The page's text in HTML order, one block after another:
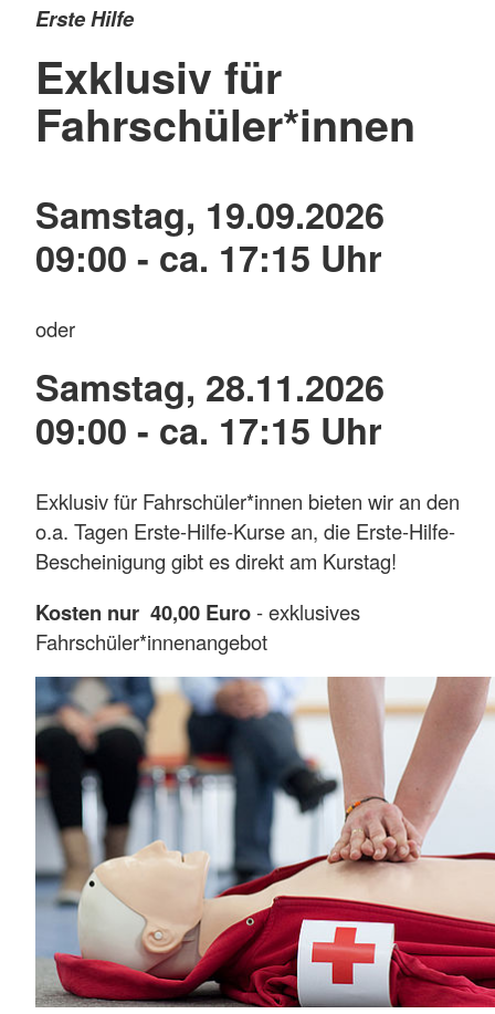
Erste Hilfe
Exklusiv für
Fahrschüler*innen
Samstag, 19.09.2026
09:00 - ca. 17:15 Uhr
oder
Samstag, 28.11.2026
09:00 - ca. 17:15 Uhr
Exklusiv für Fahrschüler*innen bieten wir an den
o.a. Tagen Erste-Hilfe-Kurse an, die Erste-Hilfe-
Bescheinigung gibt es direkt am Kurstag!
Kosten nur 40,00 Euro- exklusives
Fahrschüler*innenangebot